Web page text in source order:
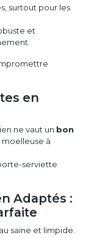
surtout pour les
et
en
ne vaut un bon
à
serviette
Adaptés :
saine et limpide.